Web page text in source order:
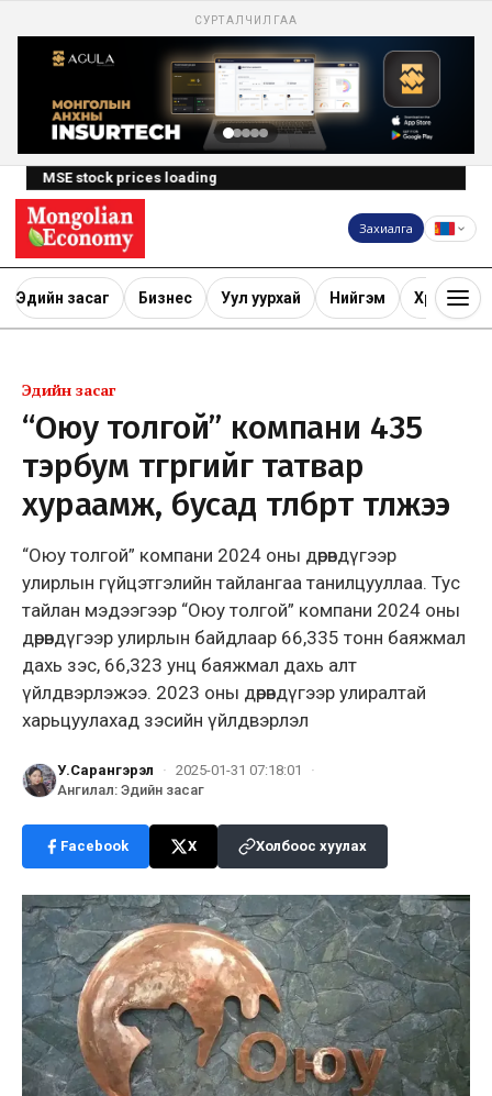
СУРТАЛЧИЛГАА
MSE stock prices loading
Захиалга
Эдийн засаг Бизнес Уул уурхай Нийгэм Хөрөнгө
Эдийн засаг
“Оюу толгой” компани 435
тэрбум төгрөгийг татвар
хураамж, бусад төлбөрт төлжээ
“Оюу толгой” компани 2024 оны дөрөвдүгээр
улирлын гүйцэтгэлийн тайлангаа танилцууллаа. Тус
тайлан мэдээгээр “Оюу толгой” компани 2024 оны
дөрөвдүгээр улирлын байдлаар 66,335 тонн баяжмал
дахь зэс, 66,323 унц баяжмал дахь алт
үйлдвэрлэжээ. 2023 оны дөрөвдүгээр улиралтай
харьцуулахад зэсийн үйлдвэрлэл
У.Сарангэрэл · 2025-01-31 07:18:01
·
Ангилал: Эдийн засаг
Facebook X Холбоос хуулах